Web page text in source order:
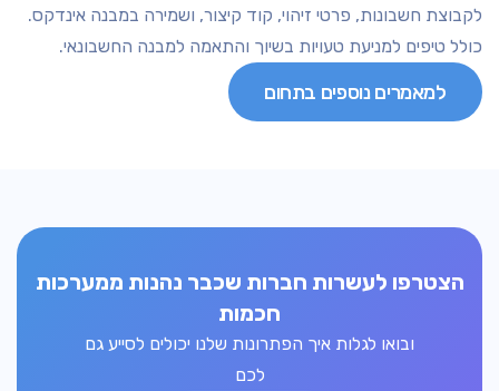
לקבוצת חשבונות, פרטי זיהוי, קוד קיצור, ושמירה במבנה אינדקס.
כולל טיפים למניעת טעויות בשיוך והתאמה למבנה החשבונאי.
למאמרים נוספים בתחום
הצטרפו לעשרות חברות שכבר נהנות ממערכות
חכמות
ובואו לגלות איך הפתרונות שלנו יכולים לסייע גם
לכם